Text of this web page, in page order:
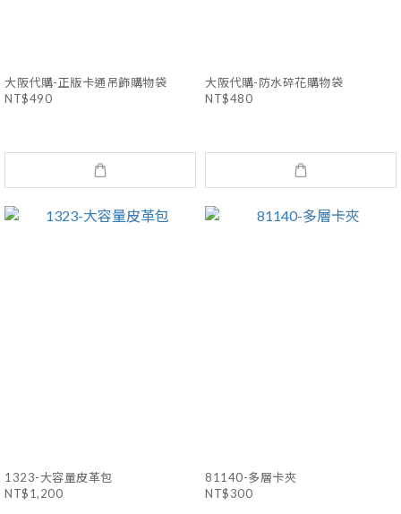
大阪代購-正版卡通吊飾購物袋
NT$490
大阪代購-防水碎花購物袋
NT$480
1323-大容量皮革包
NT$1,200
81140-多層卡夾
NT$300